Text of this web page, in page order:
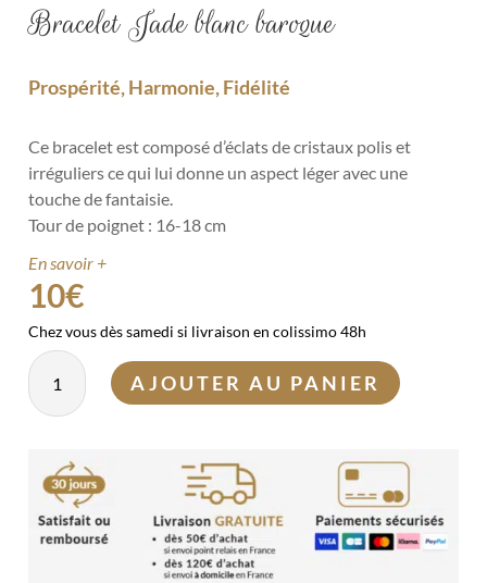
Bracelet Jade blanc baroque
Prospérité, Harmonie, Fidélité
Ce bracelet est composé d’éclats de cristaux polis et
irréguliers ce qui lui donne un aspect léger avec une
touche de fantaisie.
Tour de poignet : 16-18 cm
En savoir +
10€
Chez vous dès samedi si livraison en colissimo 48h
quantité
Bracelet
blanc
baroque
AJOUTER AU PANIER